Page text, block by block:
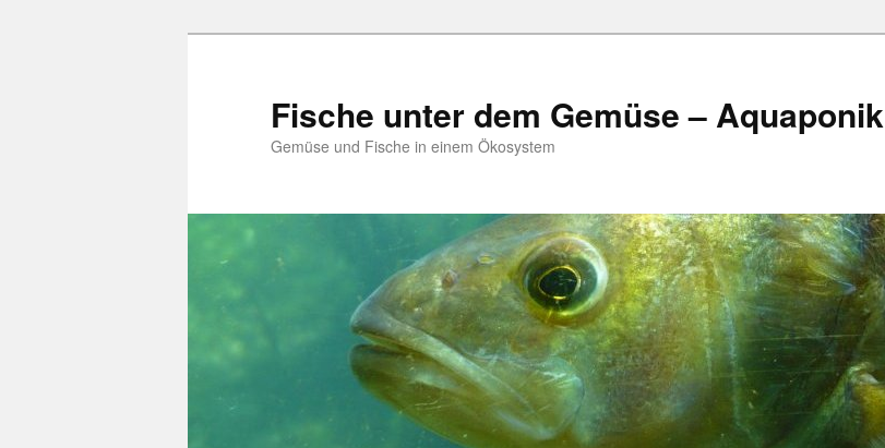
Fische unter dem Gemüse – Aquaponik
Gemüse und Fische in einem Ökosystem